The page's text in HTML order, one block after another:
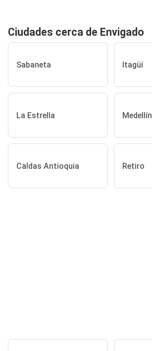
Ciudades cerca de Envigado
Sabaneta Itagüí
La Estrella Medellín
Caldas Antioquia Retiro